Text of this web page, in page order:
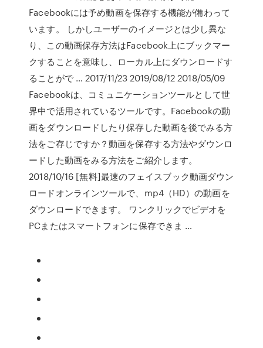
Facebookには予め動画を保存する機能が備わって
います。 しかしユーザーのイメージとは少し異な
り、この動画保存方法はFacebook上にブックマー
クすることを意味し、ローカル上にダウンロードす
ることがで … 2017/11/23 2019/08/12 2018/05/09
Facebookは、コミュニケーションツールとして世
界中で活用されているツールです。Facebookの動
画をダウンロードしたり保存した動画を後でみる方
法をご存じですか？動画を保存する方法やダウンロ
ードした動画をみる方法をご紹介します。
2018/10/16 [無料]最速のフェイスブック動画ダウン
ロードオンラインツールで、mp4（HD）の動画を
ダウンロードできます。 ワンクリックでビデオを
PCまたはスマートフォンに保存できま …